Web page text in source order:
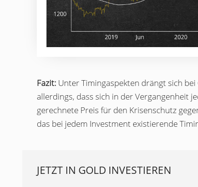
Fazit:Unter Timingaspekten drängt sich
allerdings, dass sich in der Vergangenheit
gerechnete Preis für den Krisenschutz
das bei jedem Investment existierende
JETZT IN GOLD INVESTIEREN